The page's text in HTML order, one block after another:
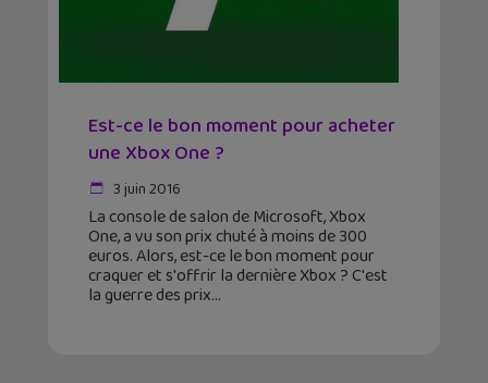
Est-ce le bon moment pour acheter
une Xbox One ?
3 juin 2016
La console de salon de Microsoft, Xbox
One, a vu son prix chuté à moins de 300
euros. Alors, est-ce le bon moment pour
craquer et s'offrir la dernière Xbox ? C'est
la guerre des prix